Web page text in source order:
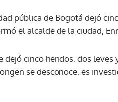
pública de Bogotá dejó
el alcalde de la ciudad,
cinco heridos, dos leves
se desconoce, es